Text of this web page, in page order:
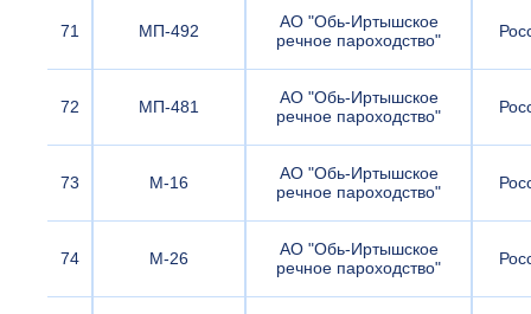
71 МП-492
АО "Обь-Иртышское
речное пароходство"
72 МП-481
АО "Обь-Иртышское
речное пароходство"
73 М-16
АО "Обь-Иртышское
речное пароходство"
74 М-26
АО "Обь-Иртышское
речное пароходство"